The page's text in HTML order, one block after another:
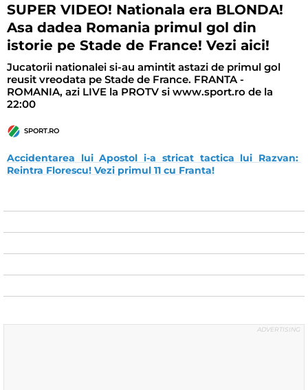
SUPER VIDEO! Nationala era BLONDA!
Asa dadea Romania primul gol din
istorie pe Stade de France! Vezi aici!
Jucatorii nationalei si-au amintit astazi de primul gol
reusit vreodata pe Stade de France. FRANTA -
ROMANIA, azi LIVE la PROTV si www.sport.ro de la
22:00
SPORT.RO
Accidentarea lui Apostol i-a stricat tactica lui Razvan:
Reintra Florescu! Vezi primul 11 cu Franta!